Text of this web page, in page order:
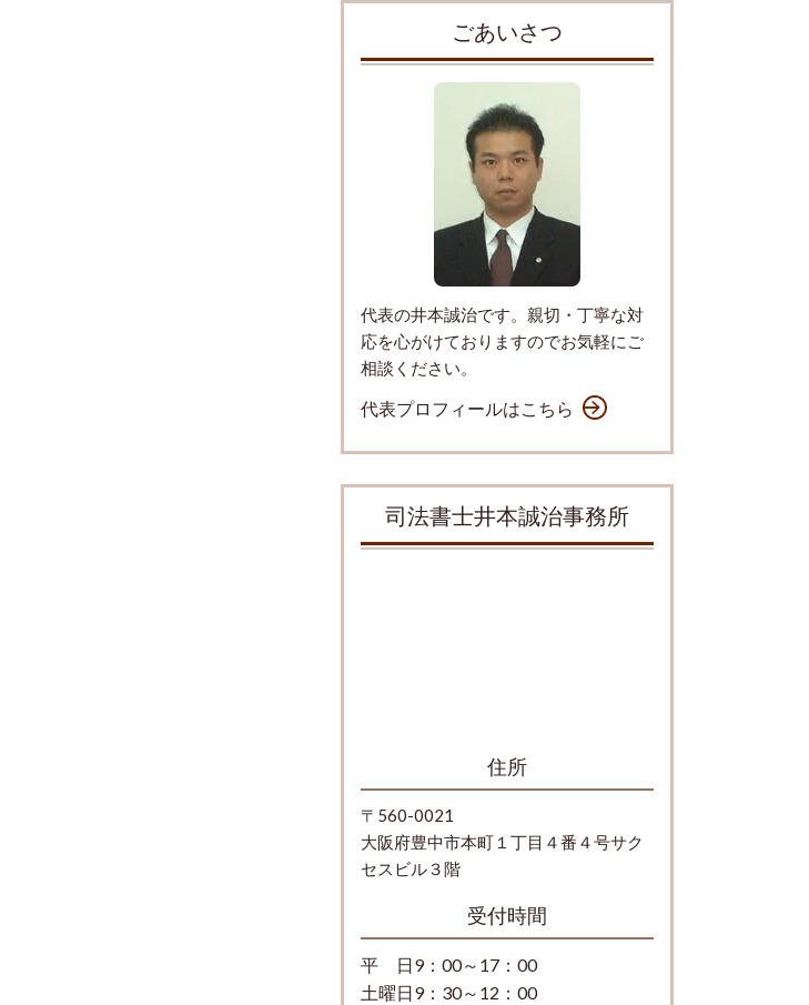
ごあいさつ
代表の井本誠治です。親切・丁寧な対
応を心がけておりますのでお気軽にご
相談ください。
代表プロフィールはこちら
司法書士井本誠治事務所
住所
〒560-0021
大阪府豊中市本町１丁目４番４号サク
セスビル３階
受付時間
平 日9：00～17：00
土曜日9：30～12：00